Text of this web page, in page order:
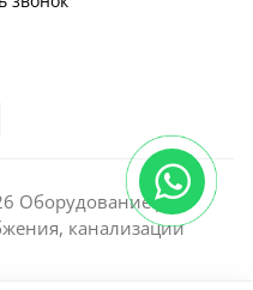
Оборудование для
канализации